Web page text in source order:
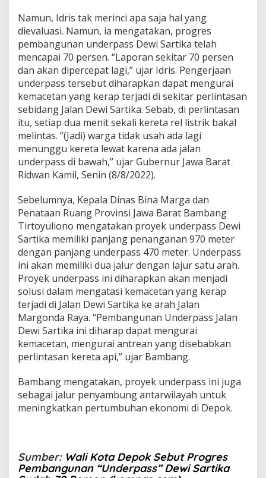
w
S
a
r
t
i
k
a
S
u
d
a
h
7
0
e
r
s
e
n
Namun, Idris tak merinci apa saja hal yang
dievaluasi. Namun, ia mengatakan, progres
pembangunan underpass Dewi Sartika telah
mencapai 70 persen. “Laporan sekitar 70 persen
dan akan dipercepat lagi,” ujar Idris. Pengerjaan
underpass tersebut diharapkan dapat mengurai
kemacetan yang kerap terjadi di sekitar perlintasan
sebidang Jalan Dewi Sartika. Sebab, di perlintasan
itu, setiap dua menit sekali kereta rel listrik bakal
melintas. “(Jadi) warga tidak usah ada lagi
menunggu kereta lewat karena ada jalan
underpass di bawah,” ujar Gubernur Jawa Barat
Ridwan Kamil, Senin (8/8/2022).
Sebelumnya, Kepala Dinas Bina Marga dan
Penataan Ruang Provinsi Jawa Barat Bambang
Tirtoyuliono mengatakan proyek underpass Dewi
Sartika memiliki panjang penanganan 970 meter
dengan panjang underpass 470 meter. Underpass
ini akan memiliki dua jalur dengan lajur satu arah.
Proyek underpass ini diharapkan akan menjadi
solusi dalam mengatasi kemacetan yang kerap
terjadi di Jalan Dewi Sartika ke arah Jalan
Margonda Raya. “Pembangunan Underpass Jalan
Dewi Sartika ini diharap dapat mengurai
kemacetan, mengurai antrean yang disebabkan
perlintasan kereta api,” ujar Bambang.
Bambang mengatakan, proyek underpass ini juga
sebagai jalur penyambung antarwilayah untuk
meningkatkan pertumbuhan ekonomi di Depok.
Sumber: Wali Kota Depok Sebut Progres
Pembangunan “Underpass” Dewi Sartika